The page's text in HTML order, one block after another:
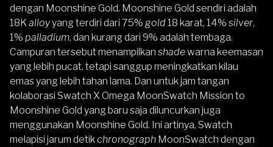
dengan Moonshine Gold. Moonshine Gold sendiri adalah
18K alloyyang terdiri dari 75% gold18 karat, 14% silver,
1% palladium, dan kurang dari 9% adalah tembaga.
Campuran tersebut menampilkan shadewarna keemasan
yang lebih pucat, tetapi sanggup meningkatkan kilau
emas yang lebih tahan lama. Dan untuk jam tangan
kolaborasi Swatch X Omega MoonSwatch Mission to
Moonshine Gold yang baru saja diluncurkan juga
menggunakan Moonshine Gold. Ini artinya, Swatch
melapisi jarum detikchronograph MoonSwatch dengan